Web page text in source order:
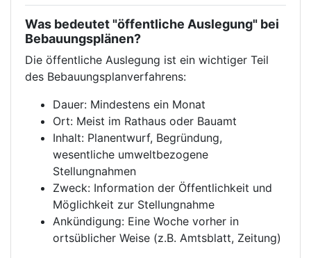
Was bedeutet "öffentliche Auslegung" bei
Bebauungsplänen?
Die öffentliche Auslegung ist ein wichtiger Teil
des Bebauungsplanverfahrens:
Dauer: Mindestens ein Monat
Ort: Meist im Rathaus oder Bauamt
Inhalt: Planentwurf, Begründung,
wesentliche umweltbezogene
Stellungnahmen
Zweck: Information der Öffentlichkeit und
Möglichkeit zur Stellungnahme
Ankündigung: Eine Woche vorher in
ortsüblicher Weise (z.B. Amtsblatt, Zeitung)